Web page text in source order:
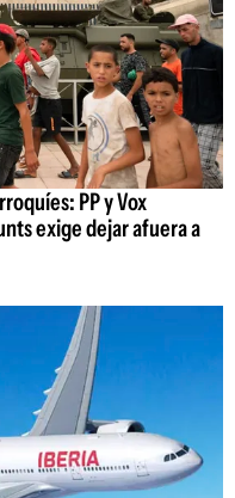
PP y Vox
exige dejar afuera a